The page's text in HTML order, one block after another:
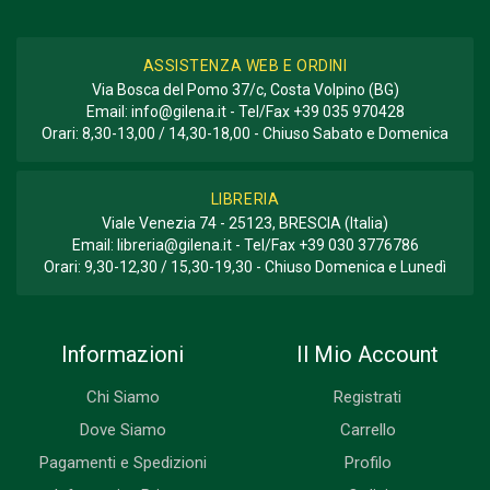
ASSISTENZA WEB E ORDINI
Via Bosca del Pomo 37/c, Costa Volpino (BG)
Email: info@gilena.it- Tel/Fax +39 035 970428
Orari: 8,30-13,00 / 14,30-18,00 - Chiuso Sabato e Domenica
LIBRERIA
Viale Venezia 74 - 25123, BRESCIA (Italia)
Email: libreria@gilena.it- Tel/Fax +39 030 3776786
Orari: 9,30-12,30 / 15,30-19,30 - Chiuso Domenica e Lunedì
Informazioni
Chi Siamo
Dove Siamo
Pagamenti e Spedizioni
Il Mio Account
Registrati
Carrello
Profilo